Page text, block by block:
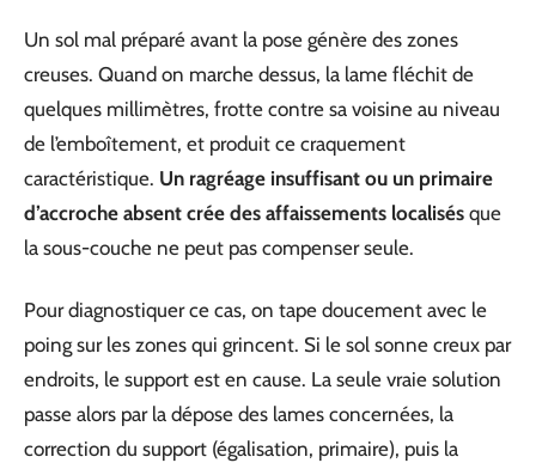
Un sol mal préparé avant la pose génère des zones
creuses. Quand on marche dessus, la lame fléchit de
quelques millimètres, frotte contre sa voisine au niveau
de l’emboîtement, et produit ce craquement
caractéristique. Un ragréage insuffisant ou un primaire
d’accroche absent crée des affaissements localisés que
la sous-couche ne peut pas compenser seule.
Pour diagnostiquer ce cas, on tape doucement avec le
poing sur les zones qui grincent. Si le sol sonne creux par
endroits, le support est en cause. La seule vraie solution
passe alors par la dépose des lames concernées, la
correction du support (égalisation, primaire), puis la